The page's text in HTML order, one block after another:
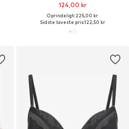
124,00 kr
Oprindeligt: 225,00 kr
Sidste laveste pris:122,50 kr